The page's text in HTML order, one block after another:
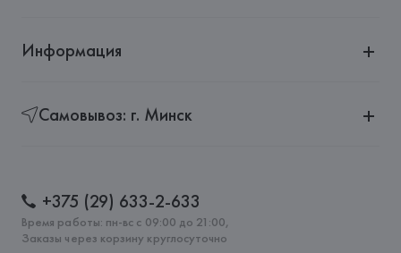
Информация
Самовывоз: г. Минск
+375 (29) 633-2-633
Время работы: пн-вс с 09:00 до 21:00,
Заказы через корзину круглосуточно